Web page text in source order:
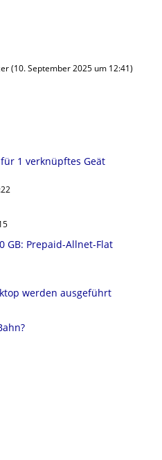
(10. September 2025 um 12:41)
1 verknüpftes Geät
GB: Prepaid-Allnet-Flat
werden ausgeführt